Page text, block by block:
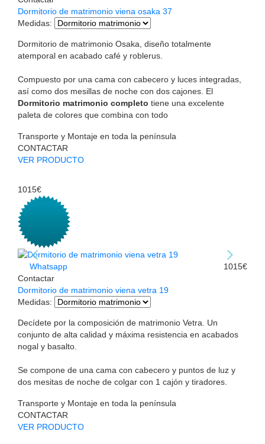
Dormitorio de matrimonio viena osaka 37
Medidas:
Dormitorio de matrimonio Osaka, diseño totalmente
atemporal en acabado café y roblerus.
Compuesto por una cama con cabecero y luces integradas,
así como dos mesillas de noche con dos cajones. El
Dormitorio matrimonio completo tiene una excelente
paleta de colores que combina con todo
Transporte y Montaje en toda la península
CONTACTAR
VER PRODUCTO
1015€
Whatsapp
Contactar
1015€
Dormitorio de matrimonio viena vetra 19
Medidas:
Decídete por la composición de matrimonio Vetra. Un
conjunto de alta calidad y máxima resistencia en acabados
nogal y basalto.
Se compone de una cama con cabecero y puntos de luz y
dos mesitas de noche de colgar con 1 cajón y tiradores.
Transporte y Montaje en toda la península
CONTACTAR
VER PRODUCTO